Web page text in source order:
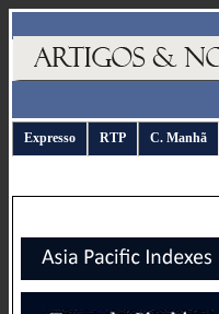
Expresso RTP C. Manhã